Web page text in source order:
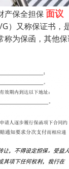
产保全担保 面议
又称保证书，
称为保函，其他